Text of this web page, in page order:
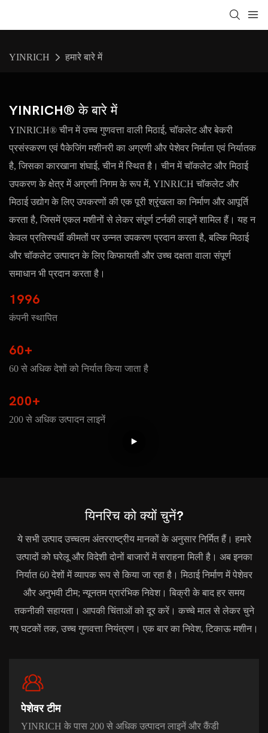
YINRICH हमारे बारे में
YINRICH® के बारे में
YINRICH® चीन में उच्च गुणवत्ता वाली मिठाई, चॉकलेट और बेकरी
प्रसंस्करण एवं पैकेजिंग मशीनरी का अग्रणी और पेशेवर निर्माता एवं निर्यातक
है, जिसका कारखाना शंघाई, चीन में स्थित है। चीन में चॉकलेट और मिठाई
उपकरण के क्षेत्र में अग्रणी निगम के रूप में, YINRICH चॉकलेट और
मिठाई उद्योग के लिए उपकरणों की एक पूरी श्रृंखला का निर्माण और आपूर्ति
करता है, जिसमें एकल मशीनों से लेकर संपूर्ण टर्नकी लाइनें शामिल हैं। यह न
केवल प्रतिस्पर्धी कीमतों पर उन्नत उपकरण प्रदान करता है, बल्कि मिठाई
और चॉकलेट उत्पादन के लिए किफायती और उच्च दक्षता वाला संपूर्ण
समाधान भी प्रदान करता है।
1996
कंपनी स्थापित
60+
60 से अधिक देशों को निर्यात किया जाता है
200+
200 से अधिक उत्पादन लाइनें
यिनरिच को क्यों चुनें?
ये सभी उत्पाद उच्चतम अंतरराष्ट्रीय मानकों के अनुसार निर्मित हैं। हमारे
उत्पादों को घरेलू और विदेशी दोनों बाजारों में सराहना मिली है। अब इनका
निर्यात 60 देशों में व्यापक रूप से किया जा रहा है। मिठाई निर्माण में पेशेवर
और अनुभवी टीम; न्यूनतम प्रारंभिक निवेश। बिक्री के बाद हर समय
तकनीकी सहायता। आपकी चिंताओं को दूर करें। कच्चे माल से लेकर चुने
गए घटकों तक, उच्च गुणवत्ता नियंत्रण। एक बार का निवेश, टिकाऊ मशीन।
पेशेवर टीम
YINRICH के पास 200 से अधिक उत्पादन लाइनें और कैंडी